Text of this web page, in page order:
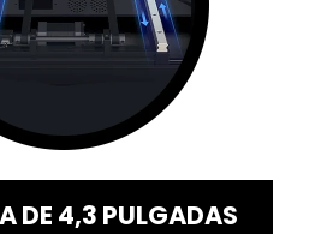
DE 4,3 PULGADAS